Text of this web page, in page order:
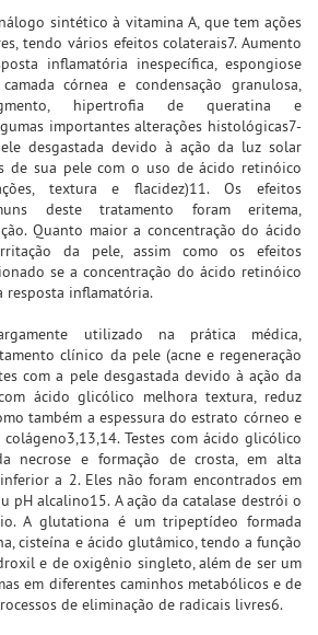
sintético à vitamina A, que tem ações
tendo vários efeitos colaterais7. Aumento
inflamatória inespecífica, espongiose
córnea e condensação granulosa,
hipertrofia de queratina e
importantes alterações histológicas7-
desgastada devido à ação da luz solar
de sua pele com o uso de ácido retinóico
textura e flacidez)11. Os efeitos
deste tratamento foram eritema,
Quanto maior a concentração do ácido
da pele, assim como os efeitos
se a concentração do ácido retinóico
resposta inflamatória.
utilizado na prática médica,
clínico da pele (acne e regeneração
com a pele desgastada devido à ação da
ácido glicólico melhora textura, reduz
também a espessura do estrato córneo e
Testes com ácido glicólico
necrose e formação de crosta, em alta
a 2. Eles não foram encontrados em
pH alcalino15. A ação da catalase destrói o
A glutationa é um tripeptídeo formada
cisteína e ácido glutâmico, tendo a função
e de oxigênio singleto, além de ser um
em diferentes caminhos metabólicos e de
de eliminação de radicais livres6.